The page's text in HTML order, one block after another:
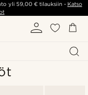
yli 59,00 €tilauksiin - Katso